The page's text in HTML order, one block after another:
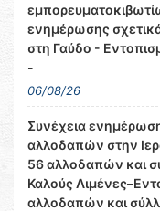
ενημέρωσης
στη Γαύδο -
-
06/08/26
Συνέχεια
αλλοδαπών στην
56 αλλοδαπών και
Καλούς
αλλοδαπών και